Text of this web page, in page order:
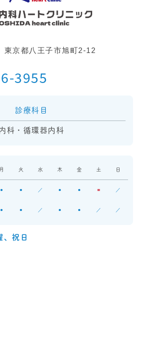
東京都八王子市旭町2-12
3955
診療科目
科・循環器内科
月 火 水 木 金 土 日
● ● ／ ● ● ■ ／
● ● ／ ● ● ／ ／
、祝日